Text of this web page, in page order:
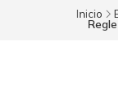
Inicio